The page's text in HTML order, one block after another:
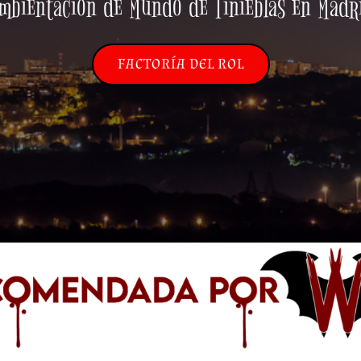
FACTORÍA DEL ROL